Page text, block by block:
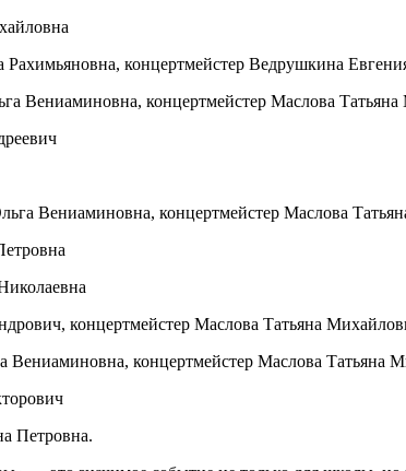
концертмейстер Ведрушкина
Вениаминовна, концертмейстер Маслова
Вениаминовна, концертмейстер Маслова
концертмейстер Маслова Татьяна
Вениаминовна, концертмейстер Маслова Татьяна
Петровна.